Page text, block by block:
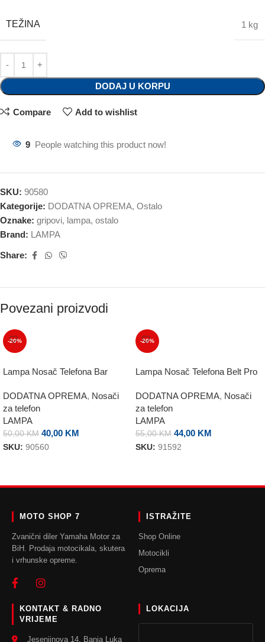
TEŽINA 1 kg
DODAJ U KORPU
Compare Add to wishlist
9 People watching this product now!
SKU: 90580
Kategorije: DODATNA OPREMA, Ostalo
Oznake: gripovi, lampa, ostalo
Brand: LAMPA
Share:
Povezani proizvodi
-20%
Lampa Nosač Telefona Bar
DODATNA OPREMA, Nosači
za telefon
LAMPA
50,00KM 40,00 KM
SKU: 90560
-20%
Lampa Nosač Telefona Belt Pro
DODATNA OPREMA, Nosači
za telefon
LAMPA
55,00KM 44,00 KM
SKU: 91592
MOTO SHOP 7
Zvanični diler Yamaha Motor za
BiH. Prodaja motocikala, skutera
i vrhunske opreme.
ISTRAŽITE
Shop Online
Motocikli
Oprema
KONTAKT & RADNO
VRIJEME
Jesenjinova 14, Banja Luka
LOKACIJA